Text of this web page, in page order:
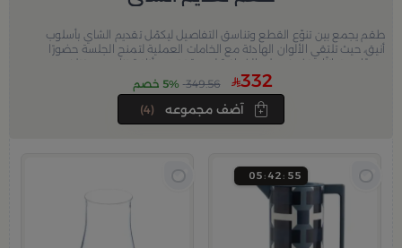
طقم يجمع بين تنوّع القطع وتناسق التفاصيل ليكمّل تقديم الشاي بأسلوب
أنيق، حيث تلتقي الألوان الهادئة مع الخامات العملية لتمنح الجلسة حضورًا
مريحًا ومتوازنًا، وتضيف على الضيافة لمسة ترتيب وأناقة تناسب مختلف
332
349.56 5% خصم
آضف مجموعه (4)
05 42 53